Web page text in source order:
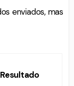
enviados, mas
Resultado